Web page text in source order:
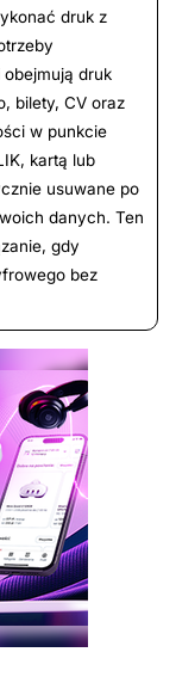
druk z
obejmują druk
bilety, CV oraz
w punkcie
kartą lub
usuwane po
danych. Ten
gdy
bez